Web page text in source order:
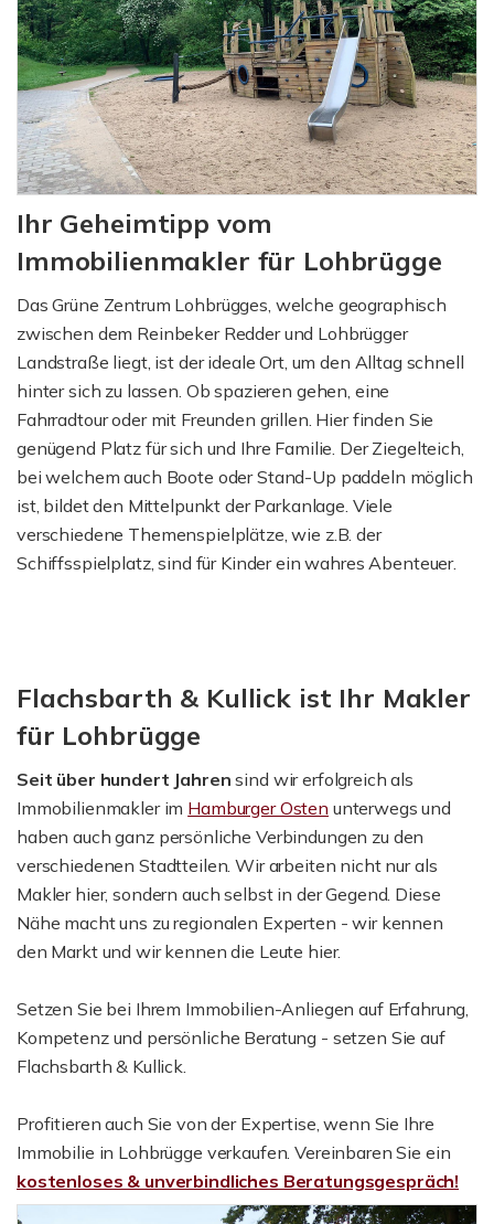
Ihr Geheimtipp vom
Immobilienmakler für Lohbrügge
Das Grüne Zentrum Lohbrügges, welche geographisch
zwischen dem Reinbeker Redder und Lohbrügger
Landstraße liegt, ist der ideale Ort, um den Alltag schnell
hinter sich zu lassen. Ob spazieren gehen, eine
Fahrradtour oder mit Freunden grillen. Hier finden Sie
genügend Platz für sich und Ihre Familie. Der Ziegelteich,
bei welchem auch Boote oder Stand-Up paddeln möglich
ist, bildet den Mittelpunkt der Parkanlage. Viele
verschiedene Themenspielplätze, wie z.B. der
Schiffsspielplatz, sind für Kinder ein wahres Abenteuer.
Flachsbarth & Kullick ist Ihr Makler
für Lohbrügge
Seit über hundert Jahrensind wir erfolgreich als
Immobilienmakler im Hamburger Osten unterwegs und
haben auch ganz persönliche Verbindungen zu den
verschiedenen Stadtteilen. Wir arbeiten nicht nur als
Makler hier, sondern auch selbst in der Gegend. Diese
Nähe macht uns zu regionalen Experten - wir kennen
den Markt und wir kennen die Leute hier.
Setzen Sie bei Ihrem Immobilien-Anliegen auf Erfahrung,
Kompetenz und persönliche Beratung - setzen Sie auf
Flachsbarth & Kullick.
Profitieren auch Sie von der Expertise, wenn Sie Ihre
Immobilie in Lohbrügge verkaufen. Vereinbaren Sie ein
kostenloses & unverbindliches Beratungsgespräch!